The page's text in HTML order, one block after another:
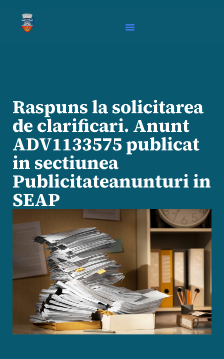
Raspuns la solicitarea
de clarificari. Anunt
ADV1133575 publicat
in sectiunea
Publicitateanunturi in
SEAP